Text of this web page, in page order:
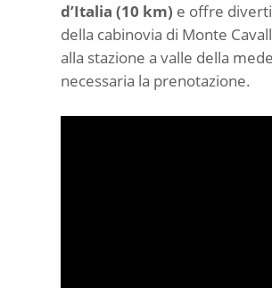
d’Italia (10 km) e offre
della cabinovia di Monte
alla stazione a valle della
necessaria la prenotazione.